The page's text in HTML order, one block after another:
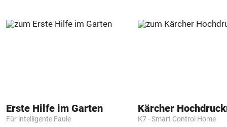
Erste Hilfe im Garten
Für intelligente Faule
Kärcher
K7 - Smart Control Home